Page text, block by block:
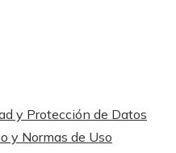
y Protección de Datos
y Normas de Uso